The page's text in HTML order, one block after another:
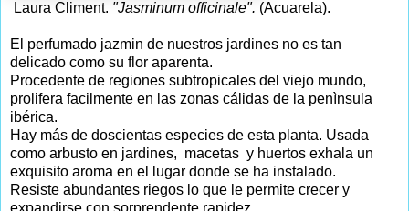
Laura Climent. "Jasminum officinale". (Acuarela).
El perfumado jazmin de nuestros jardines no es tan
delicado como su flor aparenta.
Procedente de regiones subtropicales del viejo mundo,
prolifera facilmente en las zonas cálidas de la penìnsula
ibérica.
Hay más de doscientas especies de esta planta. Usada
como arbusto en jardines, macetas y huertos exhala un
exquisito aroma en el lugar donde se ha instalado.
Resiste abundantes riegos lo que le permite crecer y